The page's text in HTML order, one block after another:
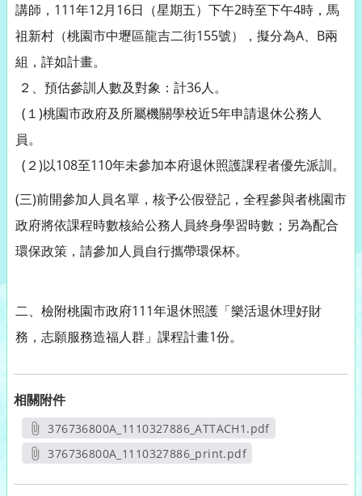
講師，111年12月16日（星期五）下午2時至下午4時，馬
祖新村（桃園市中壢區龍吉二街155號），擬分為A、B兩
組，詳如計畫。
２、預估參訓人數及對象：計36人。
(１)桃園市政府及所屬機關學校近5年申請退休公務人
員。
(２)以108至110年未參加本府退休照護課程者優先派訓。
(三)前開參加人員名單，核予公假登記，全程參與者桃園市
政府將依課程時數核給公務人員終身學習時數；另為配合
環保政策，請參加人員自行攜帶環保杯。
二、檢附桃園市政府111年退休照護「樂活退休理好財
務，志願服務造福人群」課程計畫1份。
相關附件
376736800A_1110327886_ATTACH1.pdf
另開新視窗
376736800A_1110327886_print.pdf